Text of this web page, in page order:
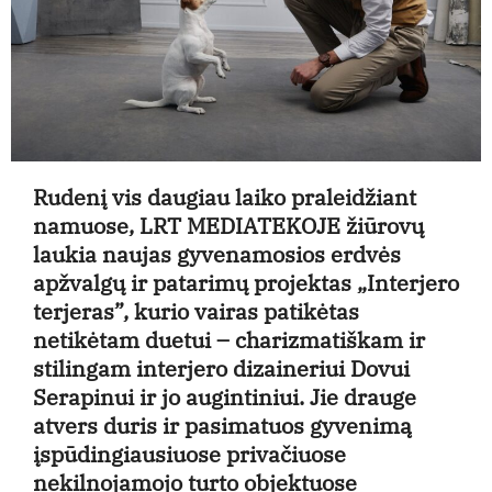
Rudenį vis daugiau laiko praleidžiant
namuose, LRT MEDIATEKOJE žiūrovų
laukia naujas gyvenamosios erdvės
apžvalgų ir patarimų projektas „Interjero
terjeras”, kurio vairas patikėtas
netikėtam duetui – charizmatiškam ir
stilingam interjero dizaineriui Dovui
Serapinui ir jo augintiniui. Jie drauge
atvers duris ir pasimatuos gyvenimą
įspūdingiausiuose privačiuose
nekilnojamojo turto objektuose